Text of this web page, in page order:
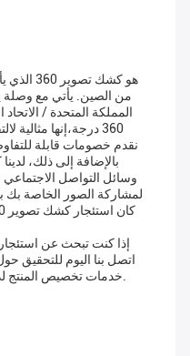
من الصين. يأتي مع وصلة
المملكة المتحدة /
360 درجة،إنها
نقدم خصومات قابلة
وسائل التواصل الاجتماعي
لمشاركة الصور الخاصة بك
خدمات تخصيص المنتج لدينا و 360 كشك الصور سعر تأجير.